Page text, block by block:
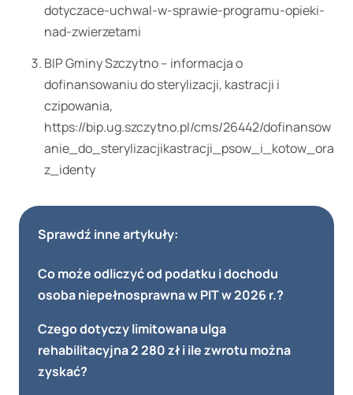
dotyczace-uchwal-w-sprawie-programu-opieki-
nad-zwierzetami
BIP Gminy Szczytno – informacja o
dofinansowaniu do sterylizacji, kastracji i
czipowania,
https://bip.ug.szczytno.pl/cms/26442/dofinansow
anie_do_sterylizacjikastracji_psow_i_kotow_ora
z_identy
Sprawdź inne artykuły:
Co może odliczyć od podatku i dochodu
osoba niepełnosprawna w PIT w 2026 r.?
Czego dotyczy limitowana ulga
rehabilitacyjna 2 280 zł i ile zwrotu można
zyskać?